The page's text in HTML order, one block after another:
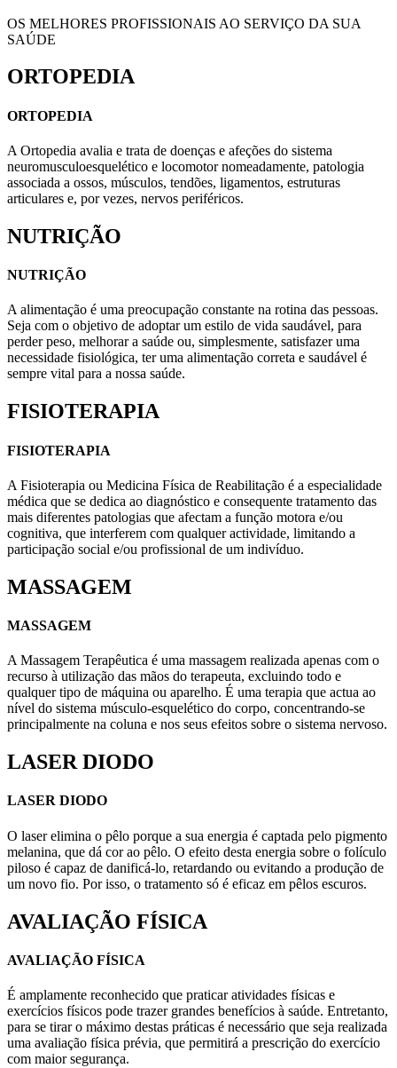
OS MELHORES PROFISSIONAIS AO SERVIÇO DA SUA
SAÚDE
ORTOPEDIA
ORTOPEDIA
A Ortopedia avalia e trata de doenças e afeções do sistema
neuromusculoesquelético e locomotor nomeadamente, patologia
associada a ossos, músculos, tendões, ligamentos, estruturas
articulares e, por vezes, nervos periféricos.
NUTRIÇÃO
NUTRIÇÃO
A alimentação é uma preocupação constante na rotina das pessoas.
Seja com o objetivo de adoptar um estilo de vida saudável, para
perder peso, melhorar a saúde ou, simplesmente, satisfazer uma
necessidade fisiológica, ter uma alimentação correta e saudável é
sempre vital para a nossa saúde.
FISIOTERAPIA
FISIOTERAPIA
A Fisioterapia ou Medicina Física de Reabilitação é a especialidade
médica que se dedica ao diagnóstico e consequente tratamento das
mais diferentes patologias que afectam a função motora e/ou
cognitiva, que interferem com qualquer actividade, limitando a
participação social e/ou profissional de um indivíduo.
MASSAGEM
MASSAGEM
A Massagem Terapêutica é uma massagem realizada apenas com o
recurso à utilização das mãos do terapeuta, excluindo todo e
qualquer tipo de máquina ou aparelho. É uma terapia que actua ao
nível do sistema músculo-esquelético do corpo, concentrando-se
principalmente na coluna e nos seus efeitos sobre o sistema nervoso.
LASER DIODO
LASER DIODO
O laser elimina o pêlo porque a sua energia é captada pelo pigmento
melanina, que dá cor ao pêlo. O efeito desta energia sobre o folículo
piloso é capaz de danificá-lo, retardando ou evitando a produção de
um novo fio. Por isso, o tratamento só é eficaz em pêlos escuros.
AVALIAÇÃO FÍSICA
AVALIAÇÃO FÍSICA
É amplamente reconhecido que praticar atividades físicas e
exercícios físicos pode trazer grandes benefícios à saúde. Entretanto,
para se tirar o máximo destas práticas é necessário que seja realizada
uma avaliação física prévia, que permitirá a prescrição do exercício
com maior segurança.